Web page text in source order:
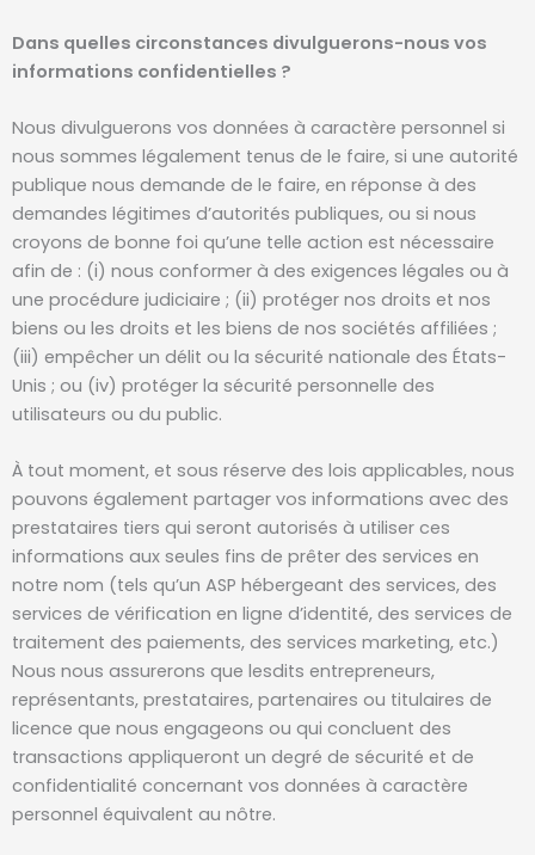
Dans quelles circonstances divulguerons-nous vos
informations confidentielles ?
Nous divulguerons vos données à caractère personnel si
nous sommes légalement tenus de le faire, si une autorité
publique nous demande de le faire, en réponse à des
demandes légitimes d’autorités publiques, ou si nous
croyons de bonne foi qu’une telle action est nécessaire
afin de : (i) nous conformer à des exigences légales ou à
une procédure judiciaire ; (ii) protéger nos droits et nos
biens ou les droits et les biens de nos sociétés affiliées ;
(iii) empêcher un délit ou la sécurité nationale des États-
Unis ; ou (iv) protéger la sécurité personnelle des
utilisateurs ou du public.
À tout moment, et sous réserve des lois applicables, nous
pouvons également partager vos informations avec des
prestataires tiers qui seront autorisés à utiliser ces
informations aux seules fins de prêter des services en
notre nom (tels qu’un ASP hébergeant des services, des
services de vérification en ligne d’identité, des services de
traitement des paiements, des services marketing, etc.)
Nous nous assurerons que lesdits entrepreneurs,
représentants, prestataires, partenaires ou titulaires de
licence que nous engageons ou qui concluent des
transactions appliqueront un degré de sécurité et de
confidentialité concernant vos données à caractère
personnel équivalent au nôtre.